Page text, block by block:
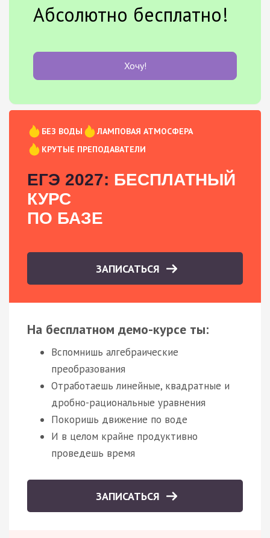
Абсолютно бесплатно!
Хочу!
БЕЗ ВОДЫ
ЛАМПОВАЯ АТМОСФЕРА
КРУТЫЕ ПРЕПОДАВАТЕЛИ
ЕГЭ 2027: БЕСПЛАТНЫЙ
КУРС
ПО БАЗЕ
ЗАПИСАТЬСЯ
На бесплатном демо-курсе ты:
Вспомнишь алгебраические
преобразования
Отработаешь линейные, квадратные и
дробно-рациональные уравнения
Покоришь движение по воде
И в целом крайне продуктивно
проведешь время
ЗАПИСАТЬСЯ